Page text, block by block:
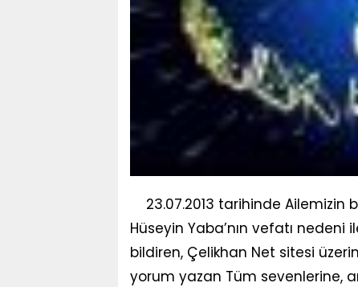
23.07.2013 tarihinde Ailemizin
Hüseyin Yaba’nın vefatı
bildiren, Çelikhan Net sitesi
yorum yazan Tüm sevenlerine,